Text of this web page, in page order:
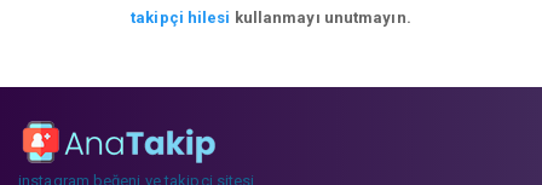
takipçi hilesi kullanmayı unutmayın.
instagram beğeni ve takipçi sitesi